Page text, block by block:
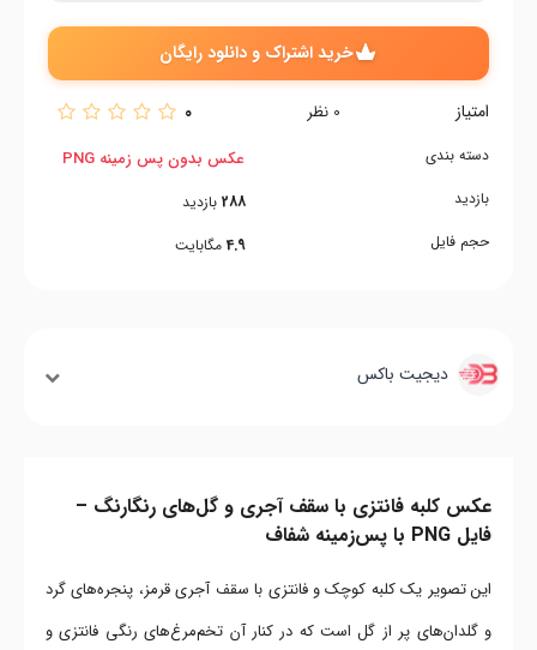
خرید اشتراک و دانلود رایگان
امتیاز 0 نظر 0
دسته بندی
بازدید
حجم فایل
عکس بدون پس زمینه PNG
288 بازدید
4.9 مگابایت
دیجیت باکس
عکس کلبه فانتزی با سقف آجری و گل‌های رنگارنگ –
فایل PNG با پس‌زمینه شفاف
این تصویر یک کلبه کوچک و فانتزی با سقف آجری قرمز، پنجره‌های گرد
و گلدان‌های پر از گل است که در کنار آن تخم‌مرغ‌های رنگی فانتزی و